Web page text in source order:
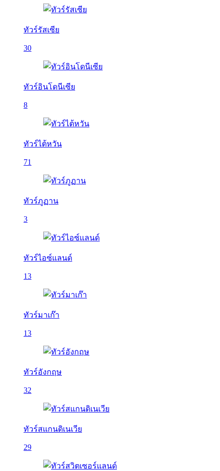
ทัวร์รัสเซีย
30
ทัวร์อินโดนีเซีย
8
ทัวร์ไต้หวัน
71
ทัวร์ภูฏาน
3
ทัวร์ไอซ์แลนด์
13
ทัวร์มาเก๊า
13
ทัวร์อังกฤษ
32
ทัวร์สแกนดิเนเวีย
29